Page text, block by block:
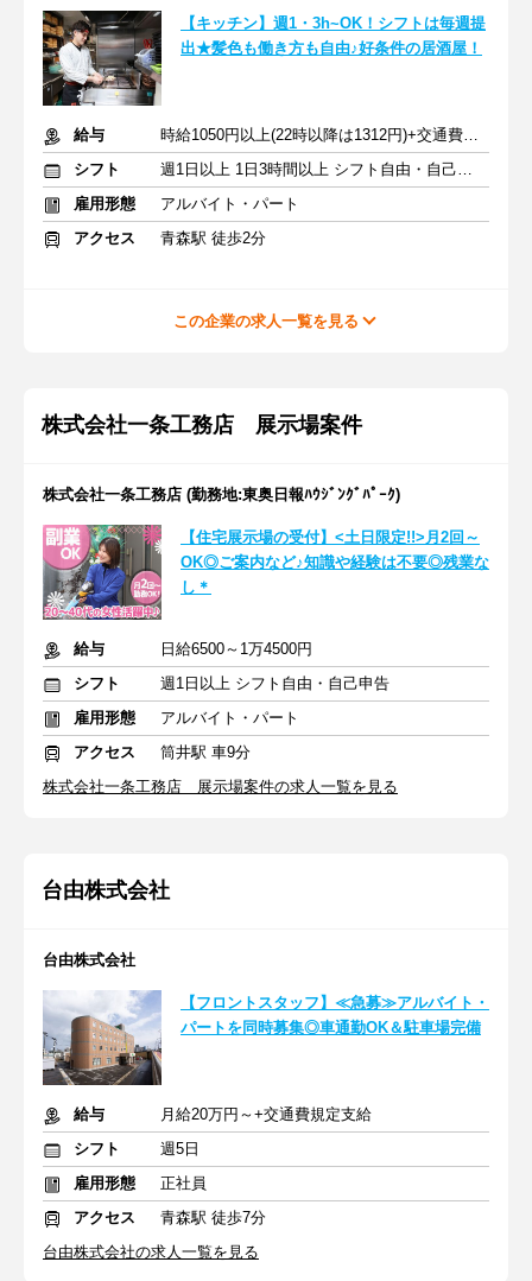
【キッチン】週1・3h~OK！シフトは毎週提
出★髪色も働き方も自由♪好条件の居酒屋！
給与
時給1050円以上(22時以降は1312円)+交通費規定内支給
シフト
週1日以上 1日3時間以上 シフト自由・自己申告
雇用形態
アルバイト・パート
アクセス
青森駅 徒歩2分
この企業の求人一覧を見る
株式会社一条工務店 展示場案件
株式会社一条工務店 (勤務地:東奥日報ﾊｳｼﾞﾝｸﾞﾊﾟｰｸ)
【住宅展示場の受付】<土日限定!!>月2回～
OK◎ご案内など♪知識や経験は不要◎残業な
し＊
給与
日給6500～1万4500円
シフト
週1日以上 シフト自由・自己申告
雇用形態
アルバイト・パート
アクセス
筒井駅 車9分
株式会社一条工務店 展示場案件の求人一覧を見る
台由株式会社
台由株式会社
【フロントスタッフ】≪急募≫アルバイト・
パートを同時募集◎車通勤OK＆駐車場完備
給与
月給20万円～+交通費規定支給
シフト
週5日
雇用形態
正社員
アクセス
青森駅 徒歩7分
台由株式会社の求人一覧を見る